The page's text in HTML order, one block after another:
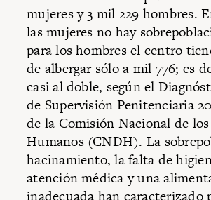
mujeres y 3 mil 229 hombres.
las mujeres no hay
para los hombres el centro
de albergar sólo a mil 776; es
casi al doble, según el
de Supervisión Penitenciaria
de la Comisión Nacional de
Humanos (CNDH). La
hacinamiento, la falta de
atención médica y una